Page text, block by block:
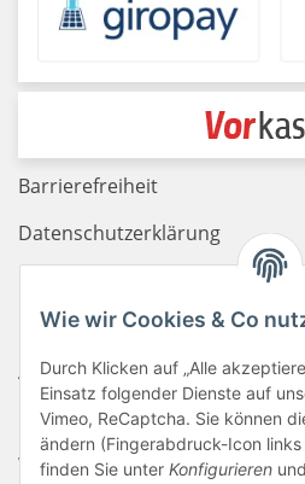
Wie wir Cookies & Co
Durch Klicken auf „Alle
Einsatz folgender Dienste auf
Vimeo, ReCaptcha. Sie können
ändern (Fingerabdruck-Icon
finden Sie unter Konfigurieren
Barrierefreiheit
Datenschutzerklärung
Newsletter
AGB
Kontakt
Widerrufsrecht